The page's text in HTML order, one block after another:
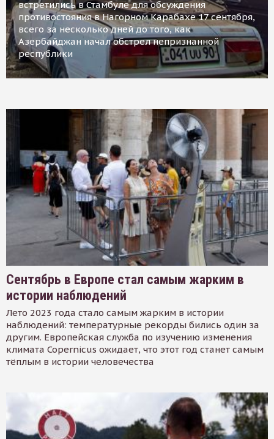
встретились в Стамбуле для обсуждения
противостояния в Нагорном Карабахе 17 сентября,
всего за несколько дней до того, как
Азербайджан начал обстрел непризнанной
республики
Сентябрь в Европе стал самым жарким в
истории наблюдений
Лето 2023 года стало самым жарким в истории
наблюдений: температурные рекорды бились один за
другим. Европейская служба по изучению изменения
климата Copernicus ожидает, что этот год станет самым
тёплым в истории человечества